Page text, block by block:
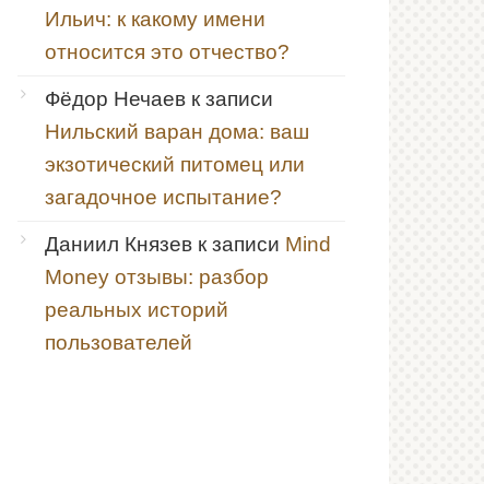
Ильич: к какому имени
относится это отчество?
Фёдор Нечаев к записи
Нильский варан дома: ваш
экзотический питомец или
загадочное испытание?
Даниил Князев к записи Mind
Money отзывы: разбор
реальных историй
пользователей